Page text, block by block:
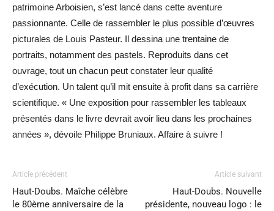
patrimoine Arboisien, s’est lancé dans cette aventure
passionnante. Celle de rassembler le plus possible d’œuvres
picturales de Louis Pasteur. Il dessina une trentaine de
portraits, notamment des pastels. Reproduits dans cet
ouvrage, tout un chacun peut constater leur qualité
d’exécution. Un talent qu’il mit ensuite à profit dans sa carrière
scientifique. « Une exposition pour rassembler les tableaux
présentés dans le livre devrait avoir lieu dans les prochaines
années », dévoile Philippe Bruniaux. Affaire à suivre !
Article précédent
Haut-Doubs. Maîche célèbre
le 80ème anniversaire de la
Article suivant
Haut-Doubs. Nouvelle
présidente, nouveau logo : le